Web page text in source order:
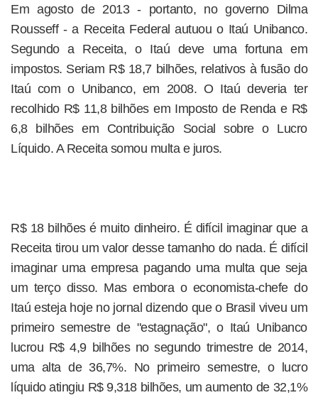
Em agosto de 2013 - portanto, no governo Dilma
Rousseff - a Receita Federal autuou o Itaú Unibanco.
Segundo a Receita, o Itaú deve uma fortuna em
impostos. Seriam R$ 18,7 bilhões, relativos à fusão do
Itaú com o Unibanco, em 2008. O Itaú deveria ter
recolhido R$ 11,8 bilhões em Imposto de Renda e R$
6,8 bilhões em Contribuição Social sobre o Lucro
Líquido. A Receita somou multa e juros.
R$ 18 bilhões é muito dinheiro. É difícil imaginar que a
Receita tirou um valor desse tamanho do nada. É difícil
imaginar uma empresa pagando uma multa que seja
um terço disso. Mas embora o economista-chefe do
Itaú esteja hoje no jornal dizendo que o Brasil viveu um
primeiro semestre de "estagnação", o Itaú Unibanco
lucrou R$ 4,9 bilhões no segundo trimestre de 2014,
uma alta de 36,7%. No primeiro semestre, o lucro
líquido atingiu R$ 9,318 bilhões, um aumento de 32,1%